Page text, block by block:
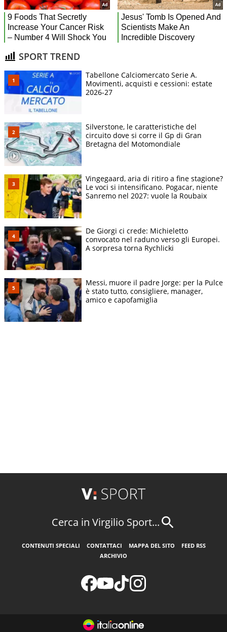
SPORT TREND
Tabellone Calciomercato Serie A.
Movimenti, acquisti e cessioni: estate
2026-27
Silverstone, le caratteristiche del
circuito dove si corre il Gp di Gran
Bretagna del Motomondiale
Vingegaard, aria di ritiro a fine stagione?
Le voci si intensificano. Pogacar, niente
Sanremo nel 2027: vuole la Roubaix
De Giorgi ci crede: Michieletto
convocato nel raduno verso gli Europei.
A sorpresa torna Rychlicki
Messi, muore il padre Jorge: per la Pulce
è stato tutto, consigliere, manager,
amico e capofamiglia
Cerca in Virgilio Sport...
CONTENUTI SPECIALI CONTATTACI MAPPA DEL SITO
FEED RSS
ARCHIVIO